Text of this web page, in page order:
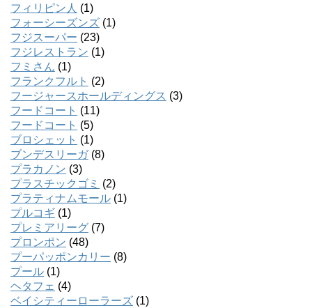
フィリピン人 (1)
フォーシーズンズ (1)
フジスーパー (23)
フジレストラン (1)
フミさん (1)
フランクフルト (2)
フージャースホールディングス (3)
フードコート (11)
フードコート (5)
ブロシェット (1)
ブンデスリーガ(8)
プラカノン (3)
プラスチックゴミ (2)
プラティナムモール (1)
プルコギ (1)
プレミアリーグ (7)
プロンポン (48)
プーパッポンカリー (8)
プール (1)
ヘタフェ (4)
ベイシティーローラーズ (1)